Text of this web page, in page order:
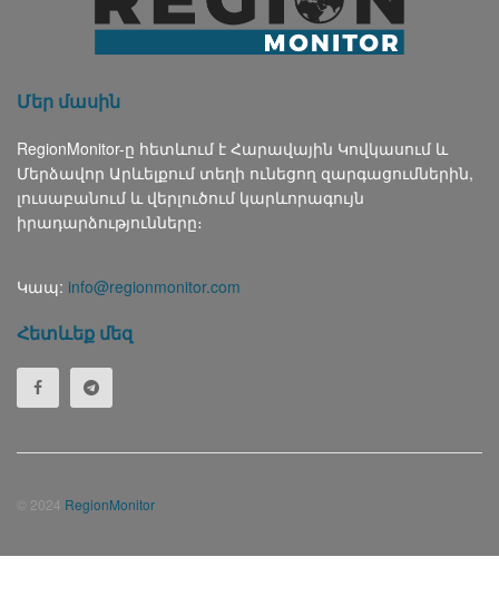
Մեր մասին
RegionMonitor-ը հետևում է Հարավային Կովկասում և
Մերձավոր Արևելքում տեղի ունեցող զարգացումներին,
լուսաբանում և վերլուծում կարևորագույն
իրադարձությունները։
Կապ: info@regionmonitor.com
Հետևեք մեզ
© 2024 RegionMonitor